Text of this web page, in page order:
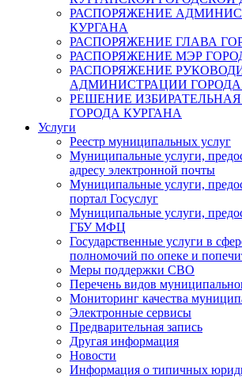
РАСПОРЯЖЕНИЕ
КУРГАНА
РАСПОРЯЖЕНИЕ ГЛАВА
РАСПОРЯЖЕНИЕ МЭР
РАСПОРЯЖЕНИЕ
АДМИНИСТРАЦИИ ГОРОДА
РЕШЕНИЕ
ГОРОДА КУРГАНА
Услуги
Реестр муниципальных услуг
Муниципальные услуги,
адресу электронной почты
Муниципальные услуги,
портал Госуслуг
Муниципальные услуги,
ГБУ МФЦ
Государственные услуги в
полномочий по опеке и
Меры поддержки СВО
Перечень видов
Мониторинг качества
Электронные сервисы
Предварительная запись
Другая информация
Новости
Информация о типичных